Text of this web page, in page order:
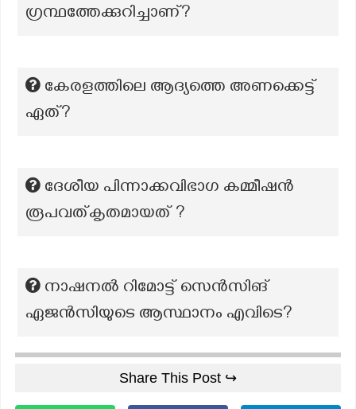
ഗ്രന്ഥത്തേക്കുറിച്ചാണ്?
കേരളത്തിലെ ആദ്യത്തെ അണക്കെട്ട്
ഏത്?
ദേശീയ പിന്നാക്കവിഭാഗ കമ്മീഷൻ
രൂപവത്കൃതമായത് ?
നാഷനൽ റിമോട്ട് സെൻസിങ്
ഏജൻസിയുടെ ആസ്ഥാനം എവിടെ?
Share This Post ↪